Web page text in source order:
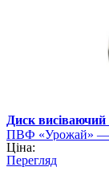
Диск висіваючий
ПВФ «Урожай» —
Ціна:
Перегляд